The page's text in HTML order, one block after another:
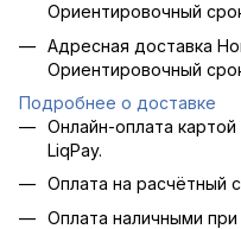
Ориентировочный
Адресная доставка
Ориентировочный
Подробнее о доставке
Онлайн-оплата
LiqPay.
Оплата на расчётный
Оплата наличными